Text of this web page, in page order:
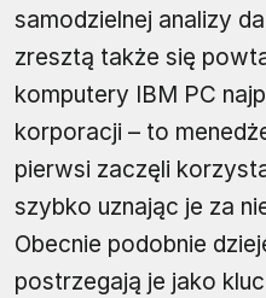
samodzielnej analizy
zresztą także się
komputery IBM PC
korporacji – to
pierwsi zaczęli
szybko uznając je za
Obecnie podobnie
postrzegają je jako